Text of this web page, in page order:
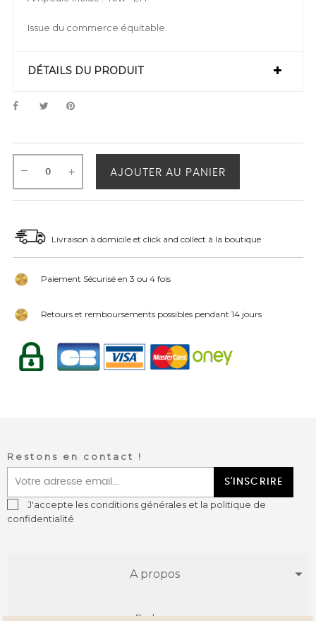
Issue du commerce équitable.
DÉTAILS DU PRODUIT
AJOUTER AU PANIER
Livraison à domicile et click and collect à la boutique
Paiement Sécurisé en 3 ou 4 fois
Retours et remboursements possibles pendant 14 jours
Restons en contact !
S'INSCRIRE
J'accepte les conditions générales et la politique de
confidentialité
A propos